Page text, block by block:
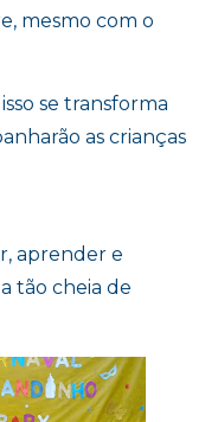
mesmo com o
se transforma
as crianças
aprender e
tão cheia de